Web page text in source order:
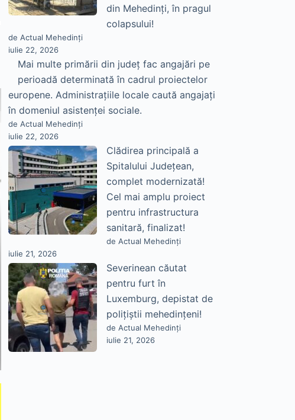
din Mehedinți, în pragul
colapsului!
de Actual Mehedinți
iulie 22, 2026
Mai multe primării din județ fac angajări pe
perioadă determinată în cadrul proiectelor
europene. Administrațiile locale caută angajați
în domeniul asistenței sociale.
de Actual Mehedinți
iulie 22, 2026
Clădirea principală a
Spitalului Județean,
complet modernizată!
Cel mai amplu proiect
pentru infrastructura
sanitară, finalizat!
de Actual Mehedinți
iulie 21, 2026
Severinean căutat
pentru furt în
Luxemburg, depistat de
polițiștii mehedințeni!
de Actual Mehedinți
iulie 21, 2026